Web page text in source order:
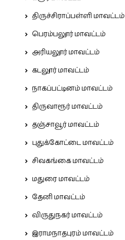
திருச்சிராப்பள்ளி மாவட்டம்
பெரம்பலூர் மாவட்டம்
அரியலூர் மாவட்டம்
கடலூர் மாவட்டம்
நாகப்பட்டினம் மாவட்டம்
திருவாரூர் மாவட்டம்
தஞ்சாவூர் மாவட்டம்
புதுக்கோட்டை மாவட்டம்
சிவகங்கை மாவட்டம்
மதுரை மாவட்டம்
தேனி மாவட்டம்
விருதுநகர் மாவட்டம்
இராமநாதபுரம் மாவட்டம்